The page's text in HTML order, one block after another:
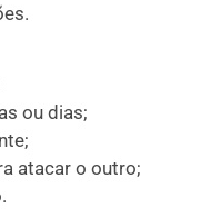
ou dias;
atacar o outro;